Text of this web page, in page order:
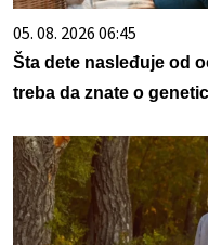
05. 08. 2026 06:45
Šta dete nasleđuje od
treba da znate o